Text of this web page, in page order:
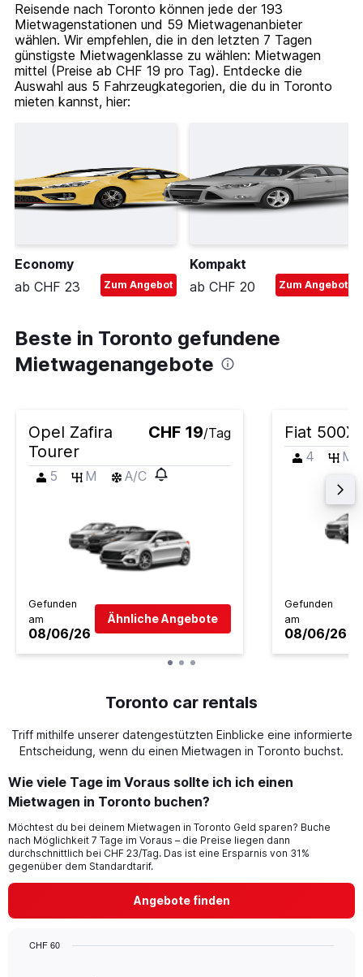
Reisende nach Toronto können jede der 193
Mietwagenstationen und 59 Mietwagenanbieter
wählen. Wir empfehlen, die in den letzten 7 Tagen
günstigste Mietwagenklasse zu wählen: Mietwagen
mittel (Preise ab CHF 19 pro Tag). Entdecke die
Auswahl aus 5 Fahrzeugkategorien, die du in Toronto
mieten kannst, hier:
Economy
ab CHF 23
Zum Angebot
Kompakt
ab CHF 20
Zum Angebot
Beste in Toronto gefundene
Mietwagenangebote
Opel Zafira
Tourer
CHF 19/Tag
5 M A/C
Gefunden
am
08/06/26
Ähnliche Angebote
Fiat 500X
4 M
Gefunden
am
08/06/26
Toronto car rentals
Triff mithilfe unserer datengestützten Einblicke eine informierte
Entscheidung, wenn du einen Mietwagen in Toronto buchst.
Wie viele Tage im Voraus sollte ich ich einen
Mietwagen in Toronto buchen?
Möchtest du bei deinem Mietwagen in Toronto Geld sparen? Buche
nach Möglichkeit 7 Tage im Voraus – die Preise liegen dann
durchschnittlich bei CHF 23/Tag. Das ist eine Ersparnis von 31%
gegenüber dem Standardtarif.
Angebote finden
CHF 60